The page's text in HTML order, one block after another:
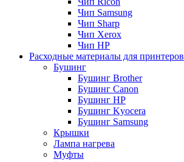
Чип Samsung
Чип Sharp
Чип Xerox
Чип НР
Расходные материалы для принтеров
Бушинг
Бушинг Brother
Бушинг Canon
Бушинг HP
Бушинг Kyocera
Бушинг Samsung
Крышки
Лампа нагрева
Муфты